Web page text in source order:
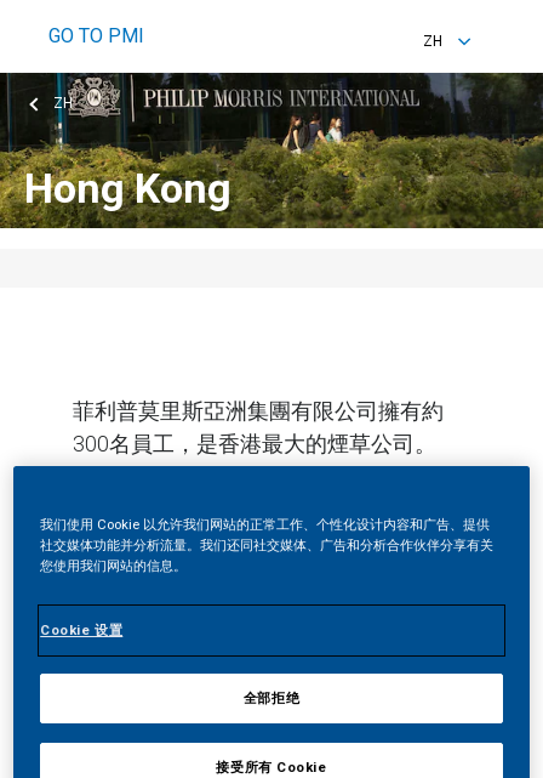
GO TO PMI
ZH
EN
ZH
ZH
Hong Kong
菲利普莫里斯亞洲集團有限公司擁有約
300名員工，是香港最大的煙草公司。
我们使用 Cookie 以允许我们网站的正常工作、个性化设计内容和广告、提供
社交媒体功能并分析流量。我们还同社交媒体、广告和分析合作伙伴分享有关
您使用我们网站的信息。
Cookie 设置
全部拒绝
接受所有 Cookie